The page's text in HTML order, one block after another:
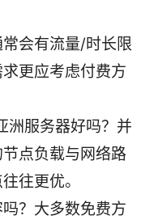
会有流量/时长限
更应考虑付费方
洲服务器好吗？并
点负载与网络路
往更优。
？大多数免费方